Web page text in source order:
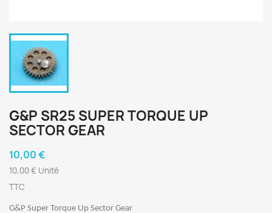
G&P SR25 SUPER TORQUE UP
SECTOR GEAR
10,00 €
10,00 € Unité
TTC
G&P Super Torque Up Sector Gear